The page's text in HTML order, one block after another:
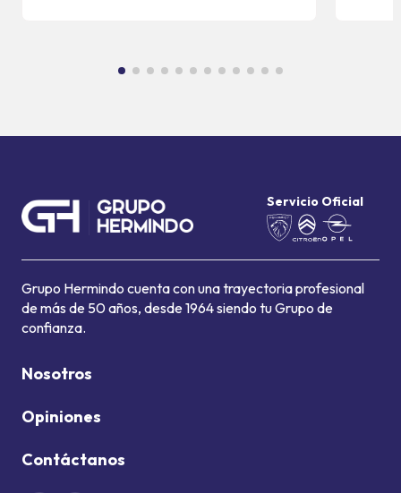
Servicio Oficial
Grupo Hermindo cuenta con una trayectoria profesional
de más de 50 años, desde 1964 siendo tu Grupo de
confianza.
Nosotros
Opiniones
Contáctanos